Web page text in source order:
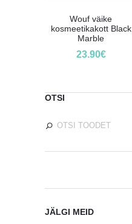
Wouf väike
kosmeetikakott Black
Marble
23.90€
OTSI
JÄLGI MEID